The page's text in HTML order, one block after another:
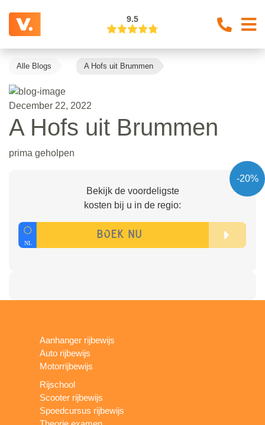
9.5
Alle Blogs A Hofs uit Brummen
December 22, 2022
A Hofs uit Brummen
prima geholpen
-20%
Bekijk de voordeligste
kosten bij u in de regio:
Aanhanger rijbewijs
Auto rijbewijs
Motorrijbewijs
Rijschool
Scooter rijbewijs
Spoedcursus rijbewijs